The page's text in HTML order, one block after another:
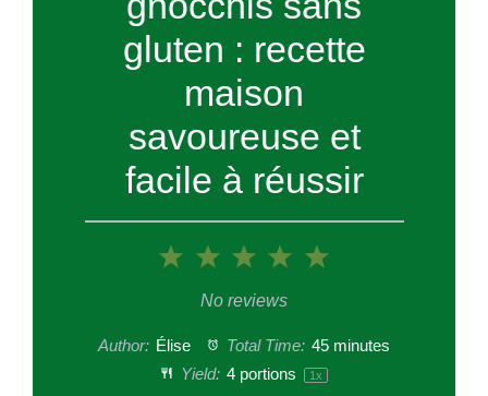
gluten : recette
maison
savoureuse et
facile à réussir
5
4
3
Stars
2
Stars
1
Star
No reviews
Author: Élise Total Time: 45 minutes
Yield: 4portions 1 x